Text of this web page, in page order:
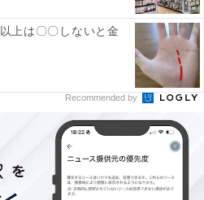
つおトクな内容になっていま
ェックしておきましょう！
エコバッグ＆雑貨】
上は〇〇しないと金
Recommended by